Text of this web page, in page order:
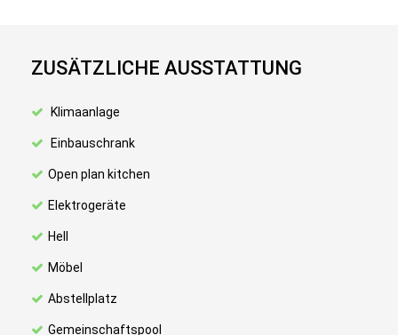
ZUSÄTZLICHE AUSSTATTUNG
Klimaanlage
Einbauschrank
Open plan kitchen
Elektrogeräte
Hell
Möbel
Abstellplatz
Gemeinschaftspool